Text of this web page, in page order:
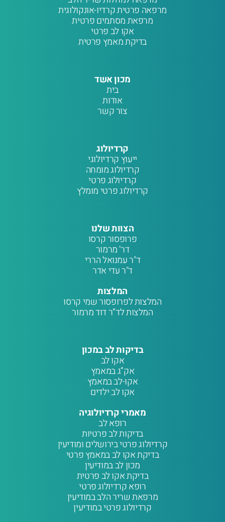
מרפאה פרטית קרדיו-אונקולוגית
מרפאת מסתמים פרטית
אקו לב פרטי
בדיקת מאמץ פרטית
מכון אשד
בית
אודות
צור קשר
קרדיולוג
ייעוץ קרדיולוגי
קרדיולוג מומחה
קרדיולוג פרטי
קרדיולוג פרטי מומלץ
הצוות שלנו
פרופסור קרסו
דר’ מרמור
ד"ר עמנואל הררי
ד"ר עדי אדר
המלצות
המלצות לפרופסור שמי קרסו
המלצות לד”ר דוד מרמור
בדיקות לב במכון
אקו לב
אק”ג במאמץ
אקו-לב במאמץ
אקו לב ילדים
מאמרי קרדיולוגיה
רופא לב
בדיקות לב פרטיות
קרדיולוג פרטי בירושלים ומודיעין
בדיקת אקו לב במאמץ פרטי
מכון לב במודיעין
בדיקת אקו לב פרטית
רופא קרדיולוג פרטי
מרפאת שריר הלב במודיעין
קרדיולוג פרטי במודיעין